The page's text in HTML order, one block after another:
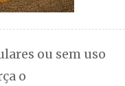
ou sem uso
o